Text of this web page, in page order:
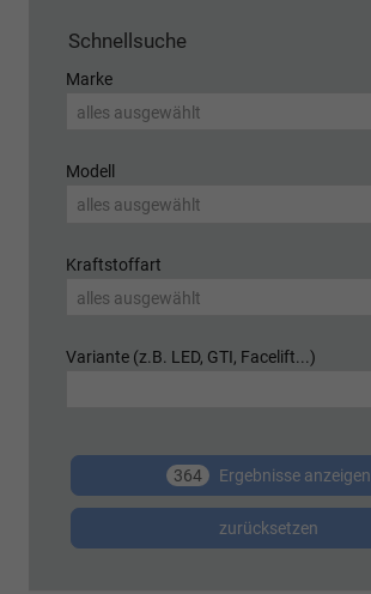
Schnellsuche
Marke
alles ausgewählt
Modell
alles ausgewählt
Kraftstoffart
alles ausgewählt
Variante (z.B. LED, GTI, Facelift...)
364 Ergebnisse anzeigen
zurücksetzen